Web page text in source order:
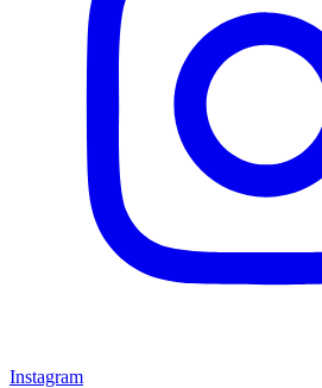
Instagram